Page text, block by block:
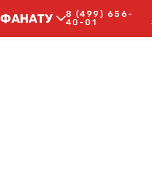
ФАНАТУ
8 (499) 656-
40-01